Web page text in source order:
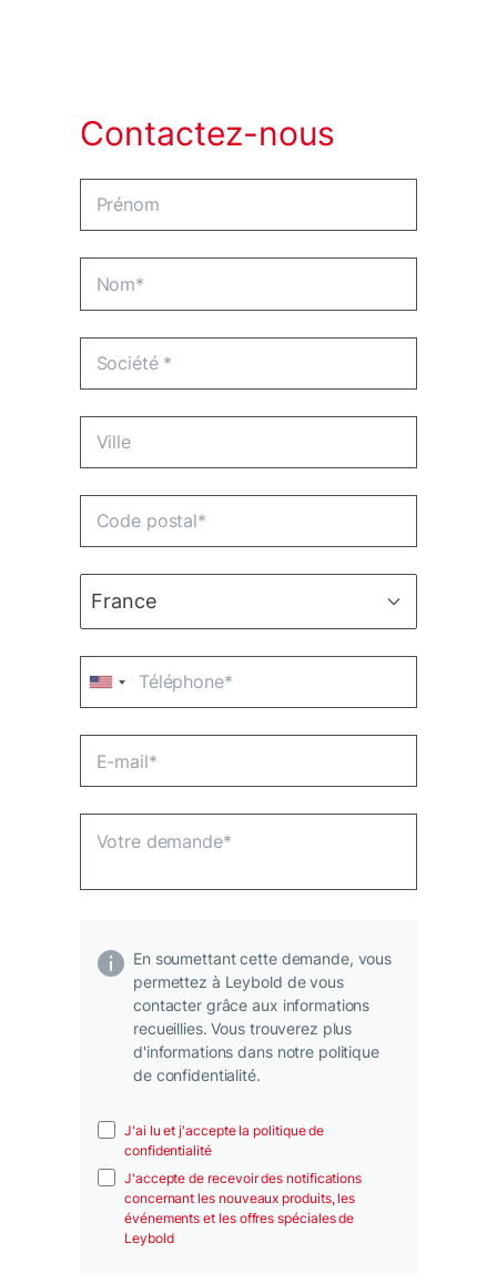
Contactez-nous
En soumettant cette demande, vous
permettez à Leybold de vous
contacter grâce aux informations
recueillies. Vous trouverez plus
d'informations dans notre politique
de confidentialité.
J'ai lu et j'accepte la politique de
confidentialité
J'accepte de recevoir des notifications
concernant les nouveaux produits, les
événements et les offres spéciales de
Leybold